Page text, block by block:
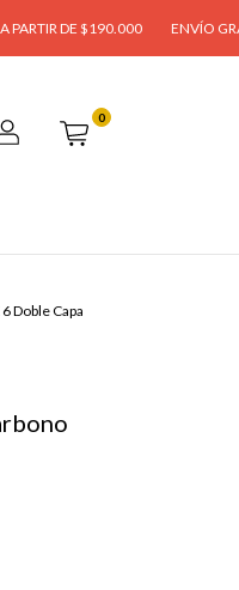
$190.000 ENVÍO GRATIS A
0
Doble Capa